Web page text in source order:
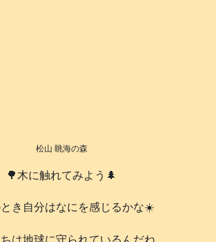
松山 眺海の森
🌳木に触れてみよう🌲
き自分はなにを感じるかな☀️
は地球に守られているんだね